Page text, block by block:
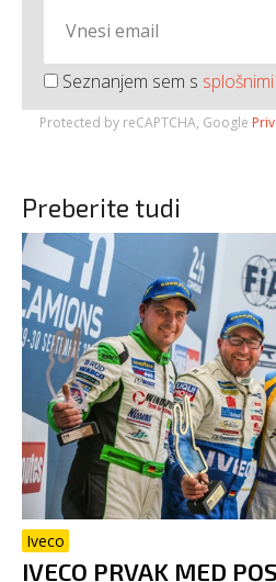
Seznanjem sem s
Protected by reCAPTCHA, Google
Preberite tudi
Iveco
IVECO PRVAK MED